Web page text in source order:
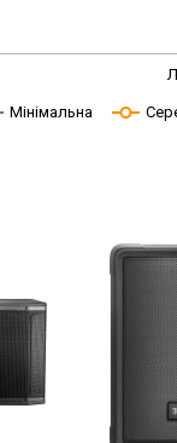
Мінімальна